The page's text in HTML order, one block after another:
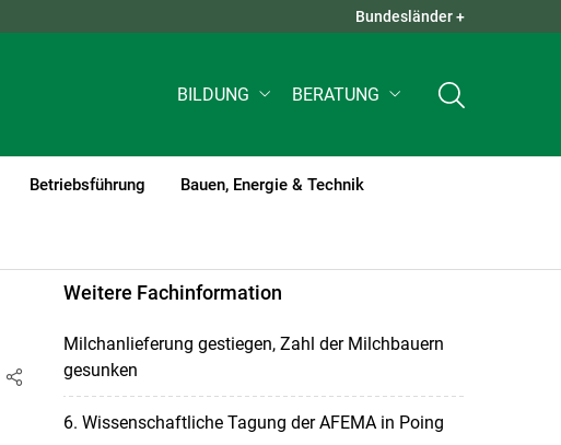
QUICK LINKS +
Bundesländer +
BILDUNG BERATUNG
Betriebsführung Bauen, Energie & Technik
Weitere Fachinformation
Milchanlieferung gestiegen, Zahl der Milchbauern
gesunken
6. Wissenschaftliche Tagung der AFEMA in Poing